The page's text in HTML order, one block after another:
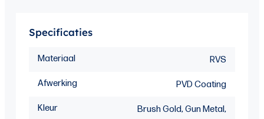
Specificaties
Materiaal RVS
Afwerking PVD Coating
Kleur
Brush Gold, Gun Metal,